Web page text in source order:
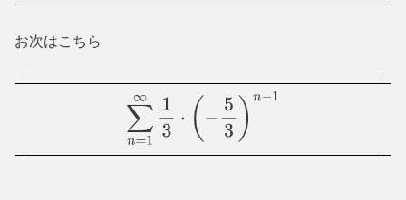
お次はこちら
∑n = 1∞ 1 3⋅ (−53) n